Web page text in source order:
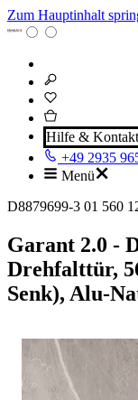
Zum Hauptinhalt
Hilfe & Kontakt
+49 2935
Menü
D8879699-3 01 560
Garant 2.0 -
Drehfalttür,
Senk), Alu-